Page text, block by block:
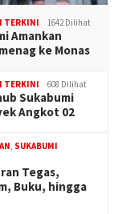
TERKINI 1642 Dilihat
Amankan
ke Monas
TERKINI 608 Dilihat
Sukabumi
Angkot 02
SUKABUMI
Tegas,
Buku, hingga